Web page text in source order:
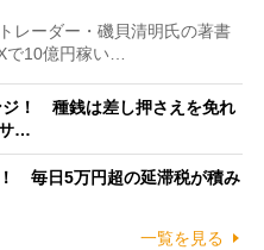
レーダー・磯貝清明氏の著書
で10億円稼い…
ジ！ 種銭は差し押さえを免れ
サ…
毎日5万円超の延滞税が積み
一覧を見る